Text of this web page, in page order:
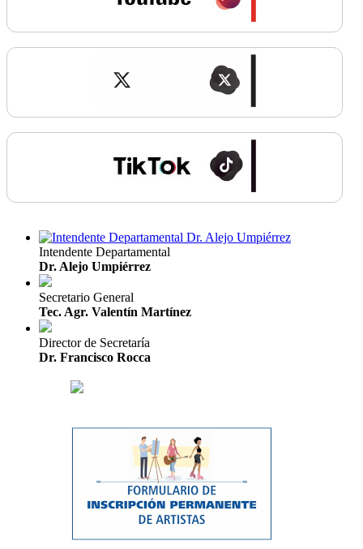
Intendente Departamental
Dr. Alejo Umpiérrez
Secretario General
Tec. Agr. Valentín Martínez
Director de Secretaría
Dr. Francisco Rocca